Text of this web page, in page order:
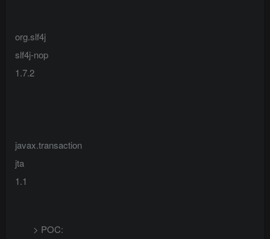
org.slf4j
slf4j-nop
1.7.2
javax.transaction
jta
1.1
> POC: